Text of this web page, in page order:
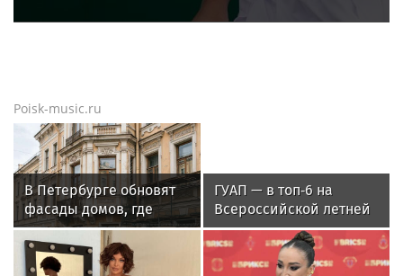
Poisk-music.ru
В Петербурге обновят
фасады домов, где
жили Чайковский и
Тургенев
ГУАП — в топ‑6 на
Всероссийской летней
Универсиаде по
спортивному
ориентированию